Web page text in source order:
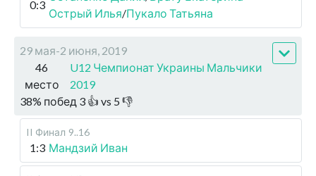
0:3
Острый Илья/Пукало Татьяна
29 мая-2 июня, 2019
46
место
U12 Чемпионат Украины Мальчики
2019
38% побед 3 👍 vs 5 👎
II Финал 9..16
1:3 Мандзий Иван